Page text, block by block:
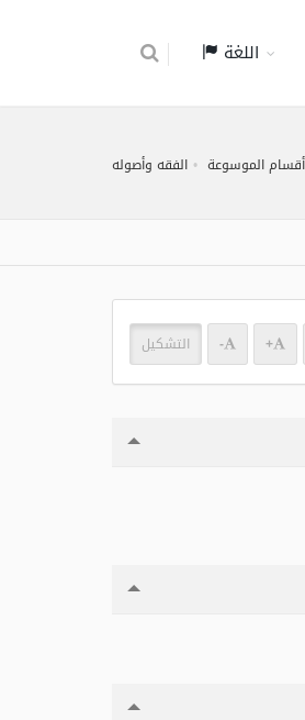
اللغة
أقسام الموسوعة الفقه وأصوله
+
- التشكيل